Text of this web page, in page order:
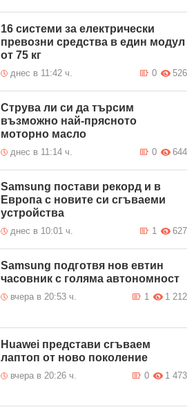
16 системи за електрически
превозни средства в един модул
от 75 кг
днес в 11:42 ч. 526
0
Струва ли си да търсим
възможно най-прясното
моторно масло
днес в 11:14 ч. 644
0
Samsung постави рекорд и в
Европа с новите си сгъваеми
устройства
днес в 10:01 ч. 627
1
Samsung подготвя нов евтин
часовник с голяма автономност
вчера в 20:53 ч. 1 212
1
Huawei представи сгъваем
лаптоп от ново поколение
вчера в 20:26 ч. 1 473
0